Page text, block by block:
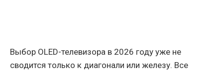
Выбор OLED-телевизора в 2026 году уже не
сводится только к диагонали или железу. Все